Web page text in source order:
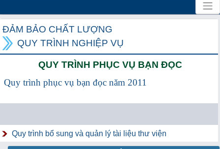
ĐẢM BẢO CHẤT LƯỢNG
QUY TRÌNH NGHIỆP VỤ
QUY TRÌNH PHỤC VỤ BẠN ĐỌC
Quy trình phục vụ bạn đọc năm 2011
Quy trình bổ sung và quản lý tài liệu thư viện